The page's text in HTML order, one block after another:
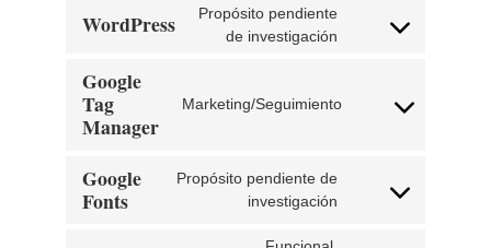
service
WordPress
Propósito pendiente
de investigación
Consent
wordpress
Google
Tag
Manager
Marketing/Seguimiento
Consent
google-
Google
Fonts
Propósito pendiente de
investigación
Consent